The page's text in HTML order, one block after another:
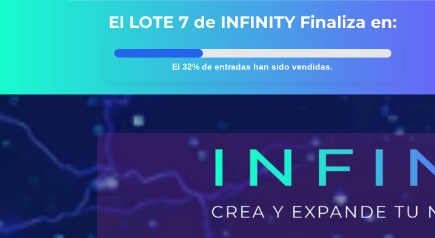
El LOTE 7 de INFINITY Finaliza en:
El 32% de entradas han sido vendidas.